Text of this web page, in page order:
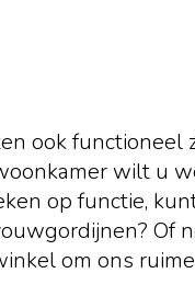
ook functioneel
wilt u
op functie,
Of
om ons ruime